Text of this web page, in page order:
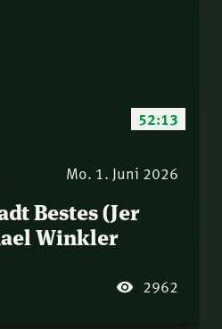
52:13
Mo. 1. Juni 2026
Bestes (Jer
Winkler
2962